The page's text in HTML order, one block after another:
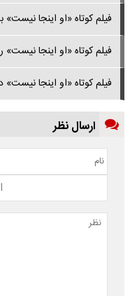
فیلم کوتاه «او اینجا
فیلم کوتاه «او اینجا نیست»
فیلم کوتاه «او اینجا نیست»
ارسال نظر